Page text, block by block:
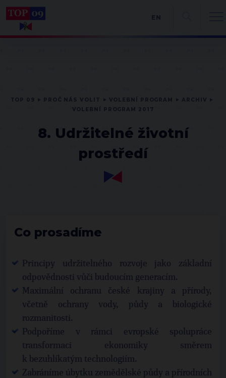
8. Udržitelné životní
prostředí
Co prosadíme
Principy udržitelného rozvoje jako základní
odpovědnosti vůči budoucím generacím.
Maximální ochranu české krajiny a přírody,
včetně ochrany vody, půdy a biologické
rozmanitosti.
Podpoříme v rámci evropské spolupráce
transformaci ekonomiky směrem
k bezuhlíkatým technologiím.
Zabráníme úbytku zemědělské půdy a přírodních